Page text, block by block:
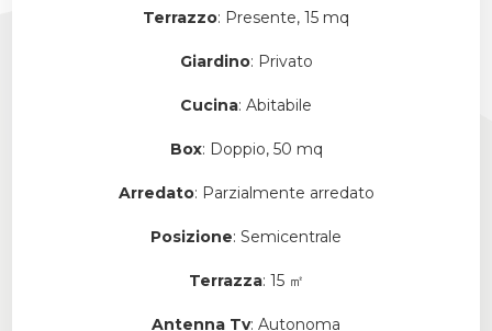
Terrazzo: Presente, 15 mq
Giardino: Privato
Cucina: Abitabile
Box: Doppio, 50 mq
Arredato: Parzialmente arredato
Posizione: Semicentrale
Terrazza: 15 ㎡
Antenna Tv: Autonoma